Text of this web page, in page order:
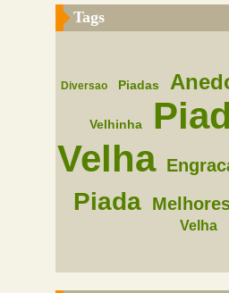
Tags
Diversao Piadas
Velhinha
Velha
Piada
Velha